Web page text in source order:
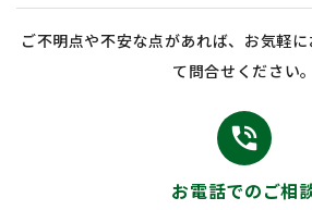
ご不明点や不安な点があれば、お気軽
て問合せください。
phone_in_talk
お電話でのご相